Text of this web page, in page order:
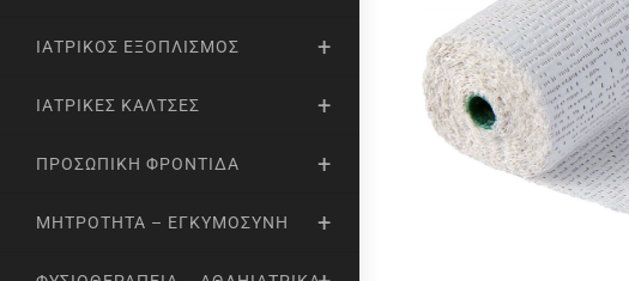
ΙΑΤΡΙΚΌΣ ΕΞΟΠΛΙΣΜΌΣ
ΙΑΤΡΙΚΈΣ ΚΆΛΤΣΕΣ
ΠΡΟΣΩΠΙΚΉ ΦΡΟΝΤΊΔΑ
ΜΗΤΡΌΤΗΤΑ – ΕΓΚΥΜΟΣΎΝΗ